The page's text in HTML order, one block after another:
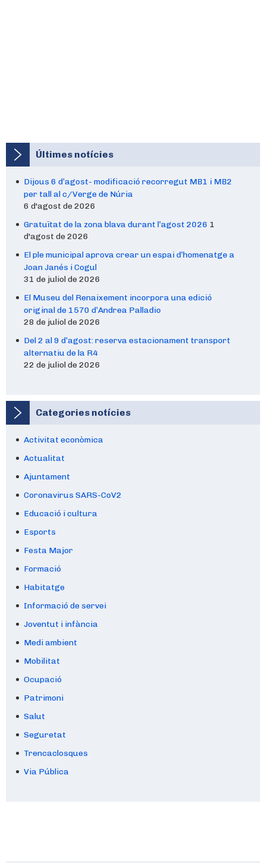
Últimes notícies
Dijous 6 d’agost- modificació recorregut MB1 i MB2
per tall al c/Verge de Núria
6 d'agost de 2026
Gratuïtat de la zona blava durant l’agost 2026 1
d'agost de 2026
El ple municipal aprova crear un espai d’homenatge a
Joan Janés i Cogul
31 de juliol de 2026
El Museu del Renaixement incorpora una edició
original de 1570 d’Andrea Palladio
28 de juliol de 2026
Del 2 al 9 d’agost: reserva estacionament transport
alternatiu de la R4
22 de juliol de 2026
Categories notícies
Activitat econòmica
Actualitat
Ajuntament
Coronavirus SARS-CoV2
Educació i cultura
Esports
Festa Major
Formació
Habitatge
Informació de servei
Joventut i infància
Medi ambient
Mobilitat
Ocupació
Patrimoni
Salut
Seguretat
Trencaclosques
Via Pública